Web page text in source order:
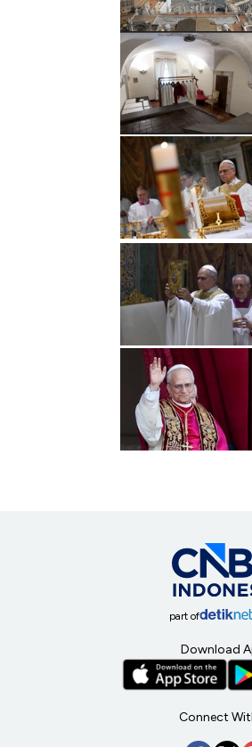
part of
Download
Connect